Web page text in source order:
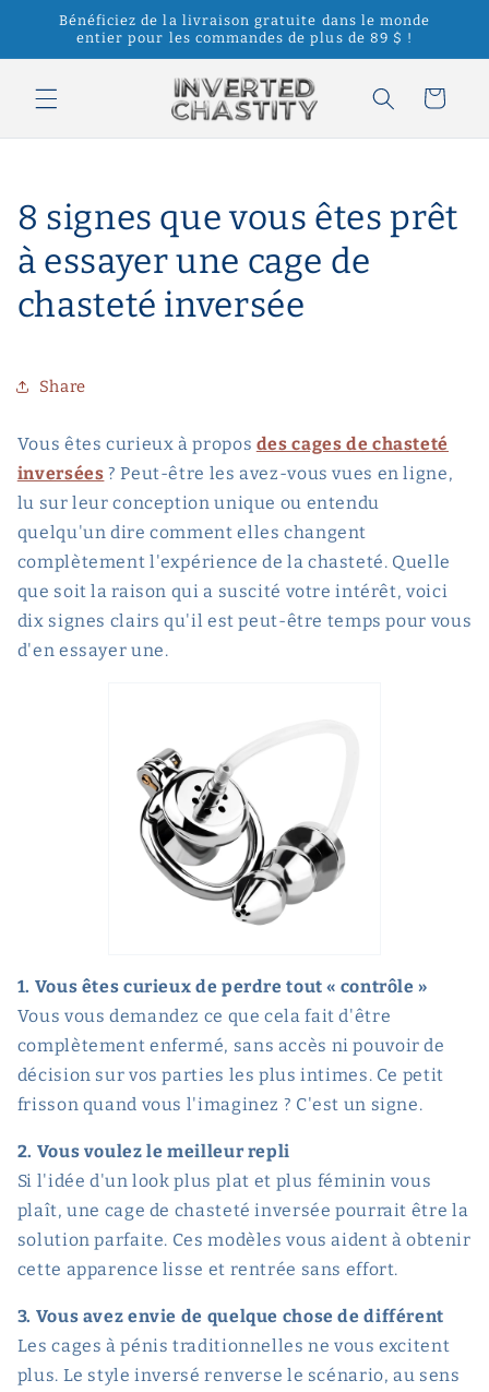
passer
contenu
Bénéficiez de la livraison gratuite dans le monde
entier pour les commandes de plus de 89 $ !
Panier
8 signes que vous êtes prêt
à essayer une cage de
chasteté inversée
Share
Vous êtes curieux à propos des cages de chasteté
inversées ? Peut-être les avez-vous vues en ligne,
lu sur leur conception unique ou entendu
quelqu'un dire comment elles changent
complètement l'expérience de la chasteté. Quelle
que soit la raison qui a suscité votre intérêt, voici
dix signes clairs qu'il est peut-être temps pour vous
d'en essayer une.
1. Vous êtes curieux de perdre tout « contrôle »
Vous vous demandez ce que cela fait d'être
complètement enfermé, sans accès ni pouvoir de
décision sur vos parties les plus intimes. Ce petit
frisson quand vous l'imaginez ? C'est un signe.
2. Vous voulez le meilleur repli
Si l'idée d'un look plus plat et plus féminin vous
plaît, une cage de chasteté inversée pourrait être la
solution parfaite. Ces modèles vous aident à obtenir
cette apparence lisse et rentrée sans effort.
3. Vous avez envie de quelque chose de différent
Les cages à pénis traditionnelles ne vous excitent
plus. Le style inversé renverse le scénario, au sens